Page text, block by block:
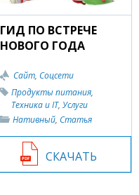
ГИД ПО ВСТРЕЧЕ
НОВОГО ГОДА
Сайт, Соцсети
Продукты питания,
Техника и IT, Услуги
Нативный, Статья
СКАЧАТЬ